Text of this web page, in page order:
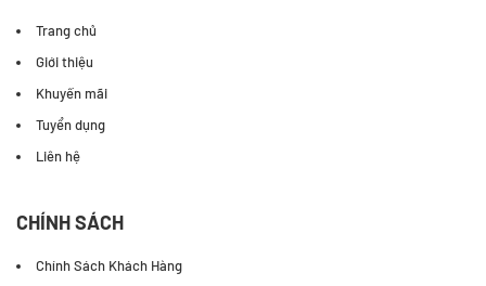
Trang chủ
Giới thiệu
Khuyến mãi
Tuyển dụng
Liên hệ
CHÍNH SÁCH
Chính Sách Khách Hàng